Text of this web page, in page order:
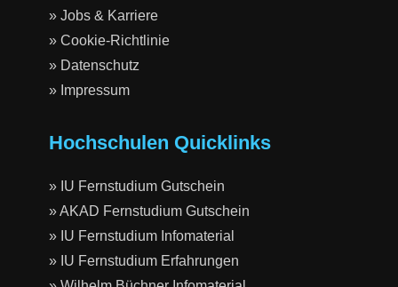
» Jobs & Karriere
» Cookie-Richtlinie
» Datenschutz
» Impressum
Hochschulen Quicklinks
» IU Fernstudium Gutschein
» AKAD Fernstudium Gutschein
» IU Fernstudium Infomaterial
» IU Fernstudium Erfahrungen